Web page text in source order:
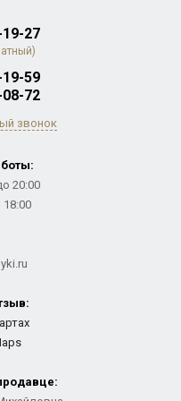
27
59
72
звонок
20:00
18:00